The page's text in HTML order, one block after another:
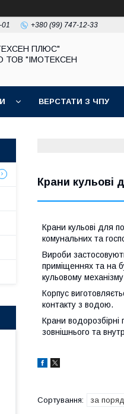
01 +380 (99) 747-12-33
ПЛЮС"
ТОВ "ІМОТЕКСЕН
ВЕРСТАТИ З ЧПУ
Крани кульові
Крани кульові для
комунальних та
Вироби
приміщеннях та на
кульовому
Корпус
контакту з водою.
Крани водорозбірні
зовнішнього та